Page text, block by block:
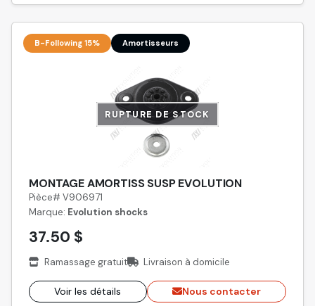
B-Following 15% Amortisseurs
RUPTURE DE STOCK
MONTAGE AMORTISS SUSP EVOLUTION
Pièce# V906971
Marque: Evolution shocks
37.50 $
Ramassage gratuit Livraison à domicile
Voir les détails Nous contacter